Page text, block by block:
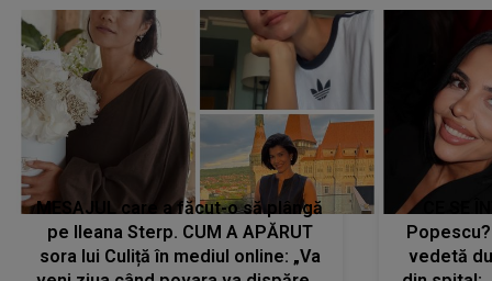
MESAJUL care a făcut-o să plângă
pe Ileana Sterp. CUM A APĂRUT
sora lui Culiță în mediul online: „Va
vedetă